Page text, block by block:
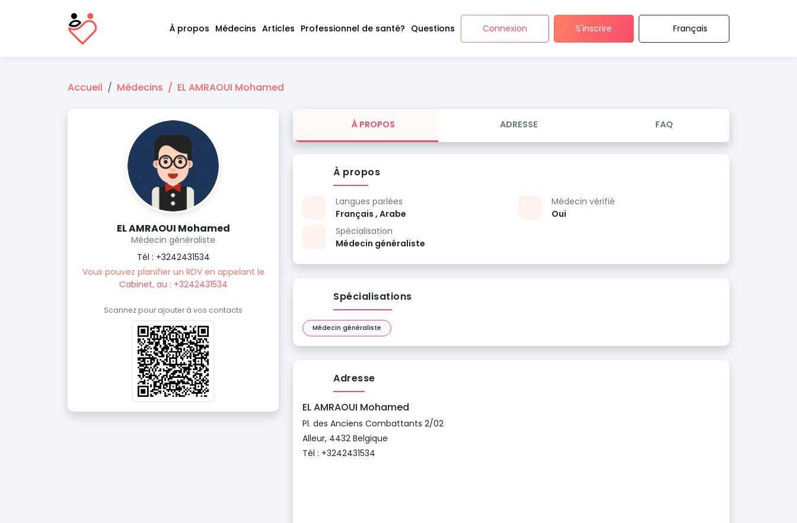
À propos Médecins Articles Professionnel de santé? Questions Connexion S'inscrire Français
Accueil Médecins EL AMRAOUI Mohamed
EL AMRAOUI Mohamed
Médecin généraliste
Tél : +3242431534
Vous pouvez planifier un RDV en appelant le
Cabinet, au : +3242431534
Scannez pour ajouter à vos contacts
À PROPOS ADRESSE FAQ
À propos
Langues parlées
Français , Arabe
Spécialisation
Médecin généraliste
Médecin vérifié
Oui
Spécialisations
Médecin généraliste
Adresse
EL AMRAOUI Mohamed
Pl. des Anciens Combattants 2/02
Alleur, 4432 Belgique
Tél : +3242431534